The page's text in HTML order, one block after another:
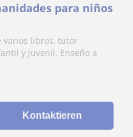
para niños
varios libros, tutor
y juvenil. Enseño a
Kontaktieren